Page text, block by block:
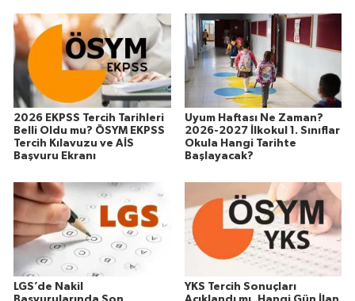
2026 EKPSS Tercih Tarihleri
Belli Oldu mu? ÖSYM EKPSS
Tercih Kılavuzu ve AİS
Başvuru Ekranı
Uyum Haftası Ne Zaman?
2026-2027 İlkokul 1. Sınıflar
Okula Hangi Tarihte
Başlayacak?
LGS’de Nakil
YKS Tercih Sonuçları